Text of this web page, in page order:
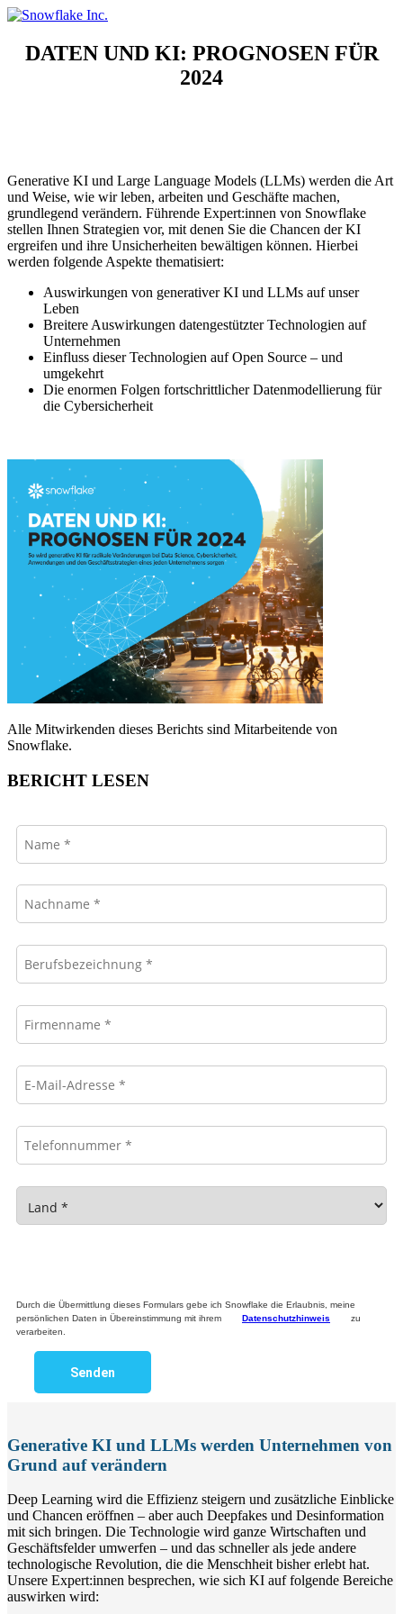
Skip
content
DATEN UND KI: PROGNOSEN FÜR
2024
Generative KI und Large Language Models (LLMs) werden die Art
und Weise, wie wir leben, arbeiten und Geschäfte machen,
grundlegend verändern. Führende Expert:innen von Snowflake
stellen Ihnen Strategien vor, mit denen Sie die Chancen der KI
ergreifen und ihre Unsicherheiten bewältigen können. Hierbei
werden folgende Aspekte thematisiert:
Auswirkungen von generativer KI und LLMs auf unser
Leben
Breitere Auswirkungen datengestützter Technologien auf
Unternehmen
Einfluss dieser Technologien auf Open Source – und
umgekehrt
Die enormen Folgen fortschrittlicher Datenmodellierung für
die Cybersicherheit
Alle Mitwirkenden dieses Berichts sind Mitarbeitende von
Snowflake.
BERICHT LESEN
Durch die Übermittlung dieses Formulars gebe ich Snowflake die Erlaubnis, meine
persönlichen Daten in Übereinstimmung mit ihrem
Datenschutzhinweis
zu
verarbeiten.
Senden
Generative KI und LLMs werden Unternehmen von
Grund auf verändern
Deep Learning wird die Effizienz steigern und zusätzliche Einblicke
und Chancen eröffnen – aber auch Deepfakes und Desinformation
mit sich bringen. Die Technologie wird ganze Wirtschaften und
Geschäftsfelder umwerfen – und das schneller als jede andere
technologische Revolution, die die Menschheit bisher erlebt hat.
Unsere Expert:innen besprechen, wie sich KI auf folgende Bereiche
auswirken wird: